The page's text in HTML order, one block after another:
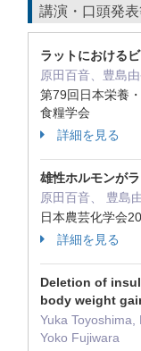
講演・口頭発
ラットにおける
原田百音、豊島
第79回日本栄養
食糧学会
詳細を見る
雄性ホルモンが
原田百音、 豊島
日本農芸化学会
詳細を見る
Deletion of
body weight
Yuka Toyoshima,
Yoko Fujiwara